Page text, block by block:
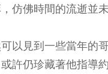
仿佛時間的流逝並
以見到一些當年的
許仍珍藏著他指導